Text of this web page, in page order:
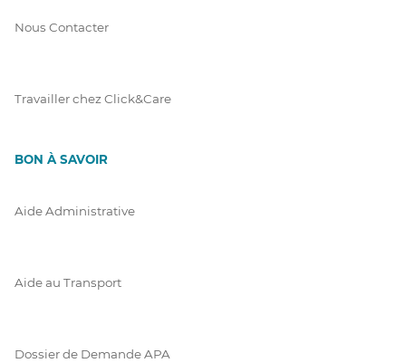
Nous Contacter
Travailler chez Click&Care
BON À SAVOIR
Aide Administrative
Aide au Transport
Dossier de Demande APA